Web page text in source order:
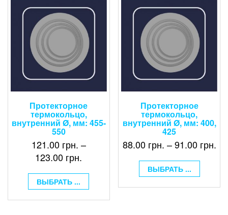
Протекторное
термокольцо,
внутренний Ø, мм: 455-
550
121.00 грн. –
123.00 грн.
ВЫБРАТЬ ...
Протекторное
термокольцо,
внутренний Ø, мм: 400,
425
88.00 грн. –91.00 грн.
ВЫБРАТЬ ...